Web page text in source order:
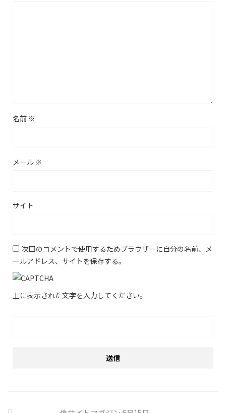
名前 ※
メール ※
サイト
次回のコメントで使用するためブラウザーに自分の名前、メ
ールアドレス、サイトを保存する。
上に表示された文字を入力してください。